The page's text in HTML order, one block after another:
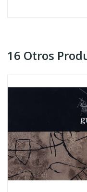
16 Otros